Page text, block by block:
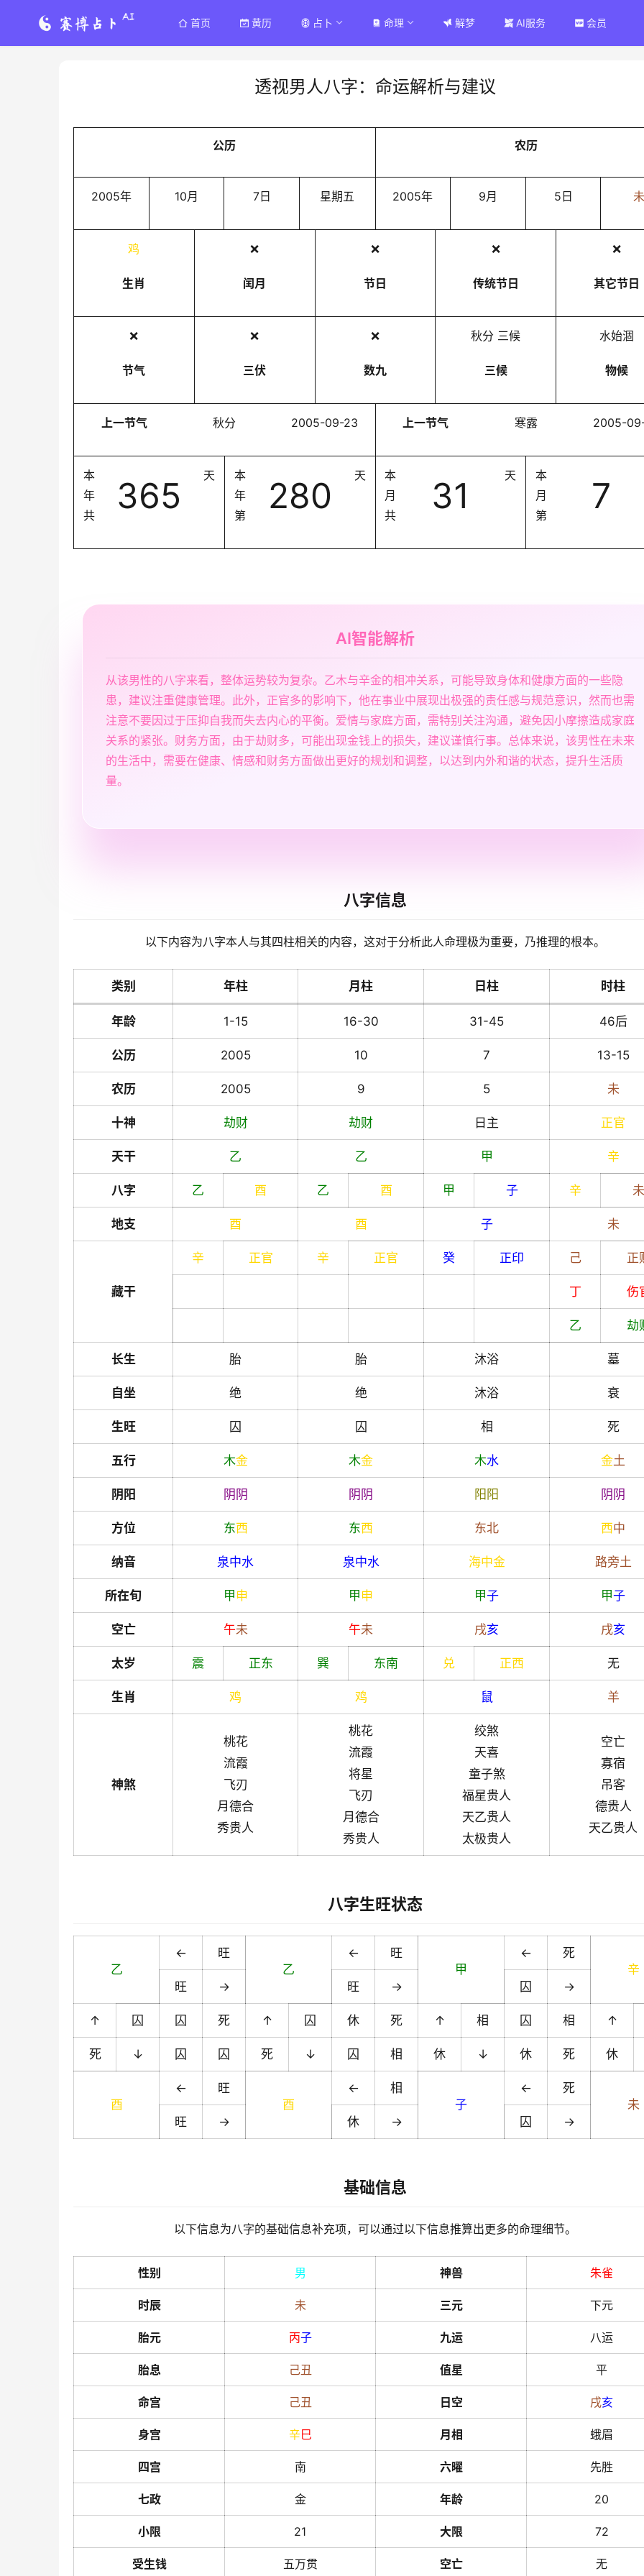
首页 黄历 占卜 命理 解梦 AI服务 会员
透视男人八字：命运解析与建议
公历
2005年 10月 7日 星期五
农历
2005年 9月 5日 未
鸡
生肖
❌
闰月
❌
节日
❌
传统节日
❌
其它节日
❌
节气
❌
三伏
❌
数九
秋分 三候
三候
水始涸
物候
上一节气 秋分 2005-09-23 上一节气 寒露 2005-
本
年
共
365 天
本
年
第
280 天
本
月
共
31 天
本
月
第
7
AI智能解析
从该男性的八字来看，整体运势较为复杂。乙木与辛金的相冲关系，可能导致身体和健康方面的一些隐
患，建议注重健康管理。此外，正官多的影响下，他在事业中展现出极强的责任感与规范意识，然而也需
注意不要因过于压抑自我而失去内心的平衡。爱情与家庭方面，需特别关注沟通，避免因小摩擦造成家庭
关系的紧张。财务方面，由于劫财多，可能出现金钱上的损失，建议谨慎行事。总体来说，该男性在未来
的生活中，需要在健康、情感和财务方面做出更好的规划和调整，以达到内外和谐的状态，提升生活质
量。
八字信息
以下内容为八字本人与其四柱相关的内容，这对于分析此人命理极为重要，乃推理的根本。
类别 年柱 月柱 日柱 时柱
年龄 1-15 16-30 31-45 46后
公历 2005 10 7 13-15
农历 2005 9 5 未
十神 劫财 劫财 日主 正官
天干 乙 乙 甲 辛
八字 乙 酉 乙 酉 甲 子 辛 未
地支 酉 酉 子 未
藏干
辛 正官 辛 正官 癸 正印 己 正
丁 伤
乙 劫
长生 胎 胎 沐浴 墓
自坐 绝 绝 沐浴 衰
生旺 囚 囚 相 死
五行 木金 木金 木水 金土
阴阳 阴 阴 阴 阴 阳 阳 阴 阴
方位 东西 东西 东北 西中
纳音 泉中水 泉中水 海中金 路旁土
所在旬 甲申 甲申 甲子 甲子
空亡 午未 午未 戌亥 戌亥
太岁 震 正东 巽 东南 兑 正西 无
生肖 鸡 鸡 鼠 羊
神煞
桃花
流霞
飞刃
月德合
秀贵人
桃花
流霞
将星
飞刃
月德合
秀贵人
绞煞
天喜
童子煞
福星贵人
天乙贵人
太极贵人
空亡
寡宿
吊客
德贵人
天乙贵人
八字生旺状态
乙
←
旺
乙
←
旺
甲
←
死
辛
旺
→ 旺 → 囚 →
↑ 囚 囚 死 ↑ 囚 休 死 ↑ 相 囚 相 ↑
死 ↓ 囚 囚 死 ↓ 囚 相 休 ↓ 休 死 休
酉
←
旺
酉
←
相
子
←
死
未
旺
→ 休 → 囚 →
基础信息
以下信息为八字的基础信息补充项，可以通过以下信息推算出更多的命理细节。
性别 男 神兽 朱雀
时辰 未 三元 下元
胎元 丙子 九运 八运
胎息 己丑 值星 平
命宫 己丑 日空 戌亥
身宫 辛巳 月相 蛾眉
四宫 南 六曜 先胜
七政 金 年龄 20
小限 21 大限 72
受生钱 五万贯 空亡 无